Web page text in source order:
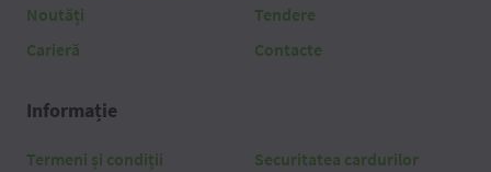
Noutăți
Carieră
Tendere
Contacte
Informație
Termeni și condiții
Securitatea cardurilor